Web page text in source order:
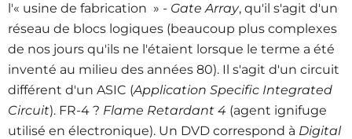
l'« usine de fabrication » - Gate Array, qu'il s'agit d'un
réseau de blocs logiques (beaucoup plus complexes
de nos jours qu'ils ne l'étaient lorsque le terme a été
inventé au milieu des années 80). Il s'agit d'un circuit
différent d'un ASIC (Application Specific Integrated
Circuit). FR-4 ? Flame Retardant 4 (agent ignifuge
utilisé en électronique). Un DVD correspond à Digital